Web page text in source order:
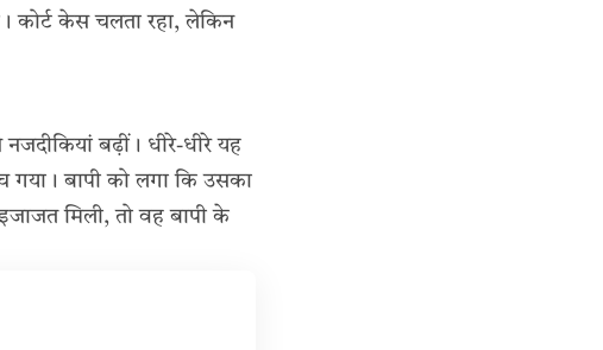
कोर्ट केस चलता रहा, लेकिन
नजदीकियां बढ़ीं। धीरे-धीरे यह
गया। बापी को लगा कि उसका
मिली, तो वह बापी के